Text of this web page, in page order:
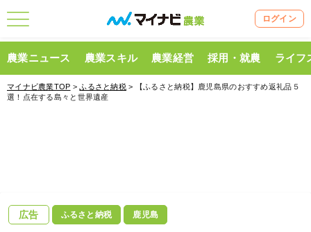
ログイン
農業ニュース 農業スキル 農業経営 採用・就農 ライフ
マイナビ農業TOP >ふるさと納税 > 【ふるさと納税】鹿児島県のおすすめ返礼品５
選！点在する島々と世界遺産
広告 ふるさと納税 鹿児島